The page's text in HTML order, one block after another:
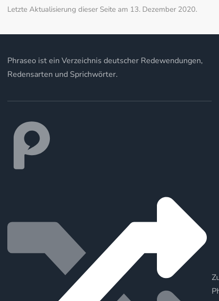
Letzte Aktualisierung dieser Seite am 13. Dezember 2020.
Phraseo ist ein Verzeichnis deutscher Redewendungen,
Redensarten und Sprichwörter.